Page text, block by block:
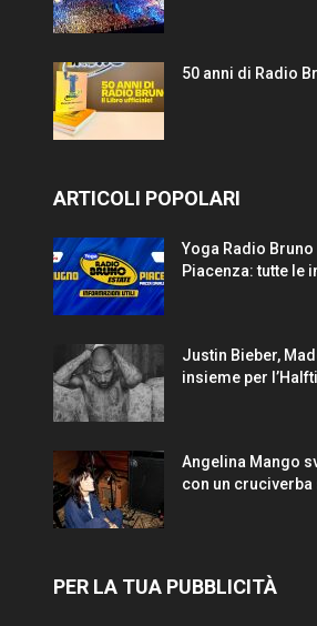
50 anni di Radio
ARTICOLI POPOLARI
Yoga Radio Bruno
Piacenza: tutte le
Justin Bieber,
insieme per
Angelina Mango
con un cruciverba
PER LA TUA PUBBLICITÀ